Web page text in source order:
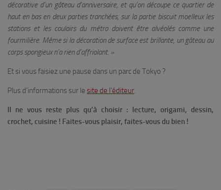
décorative d’un gâteau d’anniversaire, et qu’on découpe ce quartier de
haut en bas en deux parties tranchées, sur la partie biscuit moelleux les
stations et les couloirs du métro doivent être alvéolés comme une
fourmilière. Même si la décoration de surface est brillante, un gâteau au
corps spongieux n’a rien d’affriolant. »
Et si vous faisiez une pause dans un parc de Tokyo ?
Plus d’informations sur le site de l’éditeur.
Il ne vous reste plus qu’à choisir : lecture, origami, dessin,
crochet, cuisine ! Faites-vous plaisir, faites-vous du bien !